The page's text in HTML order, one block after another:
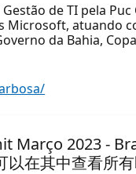
de TI pela
Microsoft, atuando
da Bahia,
Março 2023 -
以在其中查看所